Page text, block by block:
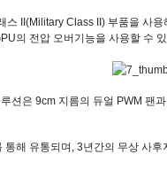
II(Military Class II) 부품을 사
의 전압 오버기능을 사용할 수
션은 9cm 지름의 듀얼 PWM 팬
해 유통되며, 3년간의 무상 사